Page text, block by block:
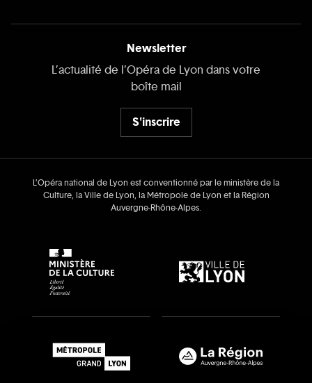
Newsletter
L’actualité de l’Opéra de Lyon dans votre
boîte mail
S'inscrire
L’Opéra national de Lyon est conventionné par le ministère de la
Culture, la Ville de Lyon, la Métropole de Lyon et la Région
Auvergne‑Rhône‑Alpes.